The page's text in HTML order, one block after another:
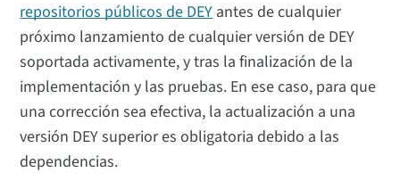
repositorios públicos de DEYantes de cualquier
próximo lanzamiento de cualquier versión de DEY
soportada activamente, y tras la finalización de la
implementación y las pruebas. En ese caso, para que
una corrección sea efectiva, la actualización a una
versión DEY superior es obligatoria debido a las
dependencias.